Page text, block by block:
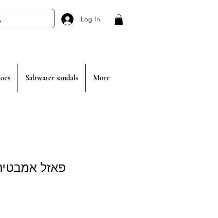
Log In
Saltwater sandals More
פאזל